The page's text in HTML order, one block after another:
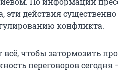
эти действия
конфликта.
чтобы затормозить
переговоров сегодня